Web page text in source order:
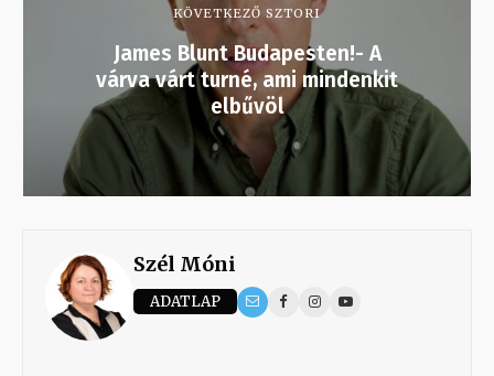
KÖVETKEZŐ SZTORI
James Blunt Budapesten!- A
várva várt turné, ami mindenkit
elbűvöl
Szél Móni
ADATLAP